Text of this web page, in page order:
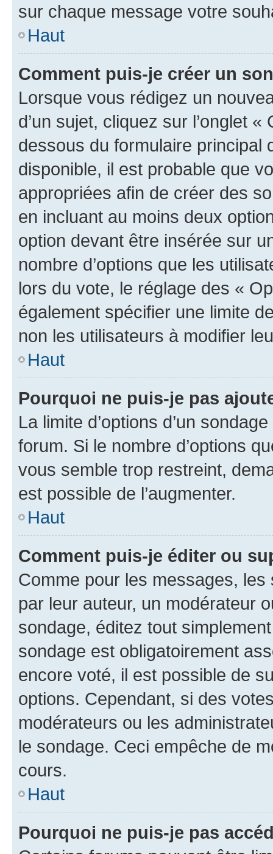
sur chaque message votre
Haut
Comment puis-je créer un
Lorsque vous rédigez un
d’un sujet, cliquez sur l’onglet
dessous du formulaire principal
disponible, il est probable que
appropriées afin de créer des
en incluant au moins deux
option devant être insérée sur
nombre d’options que les
lors du vote, le réglage des «
également spécifier une limite
non les utilisateurs à modifier
Haut
Pourquoi ne puis-je pas
La limite d’options d’un
forum. Si le nombre d’options
vous semble trop restreint,
est possible de l’augmenter.
Haut
Comment puis-je éditer ou
Comme pour les messages,
par leur auteur, un modérateur
sondage, éditez tout
sondage est obligatoirement
encore voté, il est possible de
options. Cependant, si des
modérateurs ou les
le sondage. Ceci empêche de
cours.
Haut
Pourquoi ne puis-je pas